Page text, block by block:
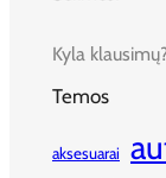
Kyla
Temos
aksesuarai